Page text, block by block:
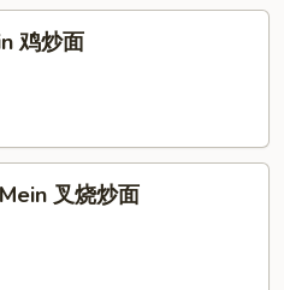
鸡炒面
叉烧炒面